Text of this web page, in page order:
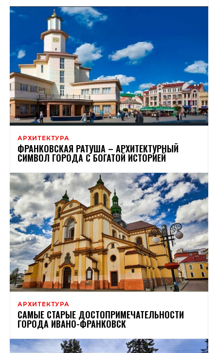
АРХИТЕКТУРА
ФРАНКОВСКАЯ РАТУША – АРХИТЕКТУРНЫЙ
СИМВОЛ ГОРОДА С БОГАТОЙ ИСТОРИЕЙ
АРХИТЕКТУРА
САМЫЕ СТАРЫЕ ДОСТОПРИМЕЧАТЕЛЬНОСТИ
ГОРОДА ИВАНО-ФРАНКОВСК